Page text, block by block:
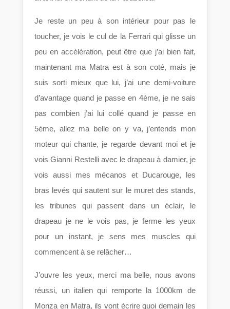
Je reste un peu à son intérieur pour pas le
toucher, je vois le cul de la Ferrari qui glisse un
peu en accélération, peut être que j’ai bien fait,
maintenant ma Matra est à son coté, mais je
suis sorti mieux que lui, j’ai une demi-voiture
d’avantage quand je passe en 4ème, je ne sais
pas combien j’ai lui collé quand je passe en
5ème, allez ma belle on y va, j’entends mon
moteur qui chante, je regarde devant moi et je
vois Gianni Restelli avec le drapeau à damier, je
vois aussi mes mécanos et Ducarouge, les
bras levés qui sautent sur le muret des stands,
les tribunes qui passent dans un éclair, le
drapeau je ne le vois pas, je ferme les yeux
pour un instant, je sens mes muscles qui
commencent à se relâcher…
J’ouvre les yeux, merci ma belle, nous avons
réussi, un italien qui remporte la 1000km de
Monza en Matra, ils vont écrire quoi demain les